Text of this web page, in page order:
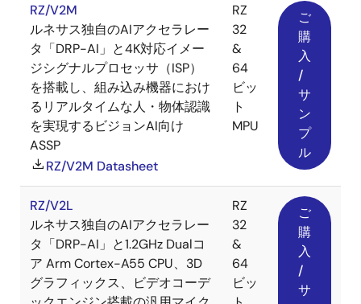
RZ/V2M
ルネサス独自のAIアクセラレー
タ「DRP-AI」と4K対応イメー
ジシグナルプロセッサ（ISP）
を搭載し、組み込み機器におけ
るリアルタイムな人・物体認識
を実現するビジョンAI向け
ASSP
RZ/V2M Datasheet
RZ
32
&
64
ビッ
ト
MPU
ご
購
入
/
サ
ン
プ
ル
RZ/V2L
ルネサス独自のAIアクセラレー
タ「DRP-AI」と1.2GHz Dualコ
ア Arm Cortex-A55 CPU、3D
グラフィックス、ビデオコーデ
RZ
32
&
64
ビッ
ご
購
入
/
サ